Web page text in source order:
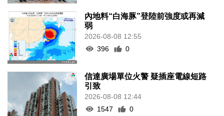
內地料“白海豚”登陸前強度或再減
弱
2026-08-08 12:55
396
0
信達廣場單位火警 疑插座電線短路
引致
2026-08-08 12:44
1547
0